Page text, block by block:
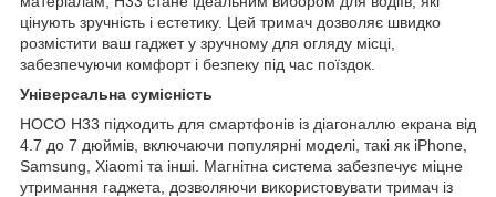
цінують зручність і естетику. Цей тримач дозволяє швидко
розмістити ваш гаджет у зручному для огляду місці,
забезпечуючи комфорт і безпеку під час поїздок.
Універсальна сумісність
HOCO H33 підходить для смартфонів із діагоналлю екрана від
4.7 до 7 дюймів, включаючи популярні моделі, такі як iPhone,
Samsung, Xiaomi та інші. Магнітна система забезпечує міцне
утримання гаджета, дозволяючи використовувати тримач із